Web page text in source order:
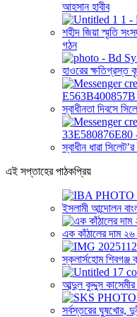
আহসান হাবীব
শহীদ জিয়া স্মৃতি
গঠন
হাওরের ক্ষতিগ্রস্ত
স্বাধীনতা দিবসে
স্বাধীন ধারা
এই সপ্তাহের পাঠকপ্রিয়
ইসলামী আন্দোলন
এক কাঁঠালের দাম ২৬
স্কলার্সহোম শিবগঞ্জ
আব্দুল কুদ্দুস
সর্বস্তরের ঘুষখোর,